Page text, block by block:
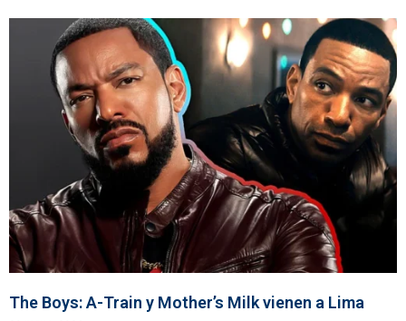
The Boys: A-Train y Mother’s Milk vienen a Lima